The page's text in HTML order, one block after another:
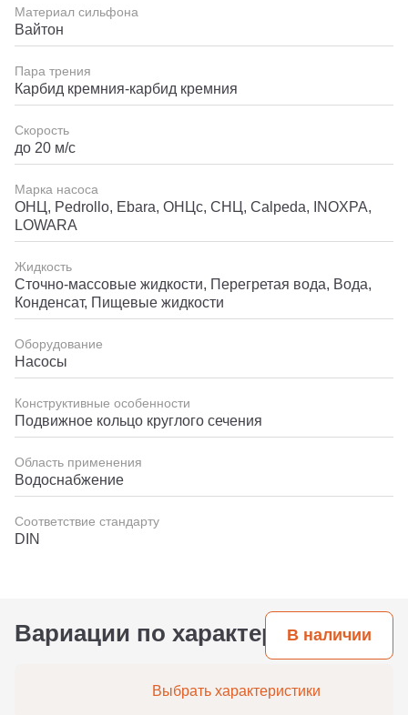
Материал сильфона
Вайтон
Пара трения
Карбид кремния-карбид кремния
Скорость
до 20 м/с
Марка насоса
ОНЦ, Pedrollo, Ebara, ОНЦс, СНЦ, Calpeda, INOXPA,
LOWARA
Жидкость
Сточно-массовые жидкости, Перегретая вода, Вода,
Конденсат, Пищевые жидкости
Оборудование
Насосы
Конструктивные особенности
Подвижное кольцо круглого сечения
Область применения
Водоснабжение
Соответствие стандарту
DIN
Вариации по характеристикам
В наличии
Выбрать характеристики